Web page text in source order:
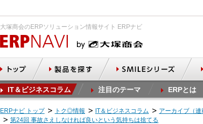
大塚商会のERPソリューション情報サイト ERPナビ
IT＆ビジネスコラム 注目のテーマ ERPとは
ERPナビ トップ トク◎情報 IT＆ビジネスコラム アーカイブ（連
第24回 事故さえしなければ良いという気持ちは捨てる